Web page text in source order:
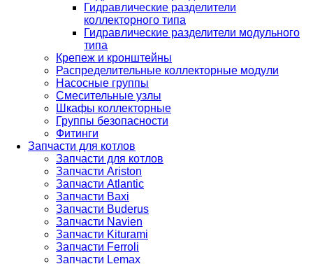
Гидравлические разделители
коллекторного типа
Гидравлические разделители модульного
типа
Крепеж и кронштейны
Распределительные коллекторные модули
Насосные группы
Смесительные узлы
Шкафы коллекторные
Группы безопасности
Фитинги
Запчасти для котлов
Запчасти для котлов
Запчасти Ariston
Запчасти Atlantic
Запчасти Baxi
Запчасти Buderus
Запчасти Navien
Запчасти Kiturami
Запчасти Ferroli
Запчасти Lemax